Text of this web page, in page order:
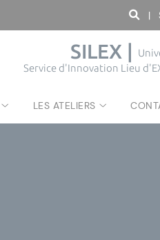
|
SILEX |
Service d'Innovation Lieu
LES ATELIERS